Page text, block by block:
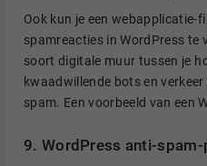
Ook kun je een webapplicatie-
spamreacties in WordPress te
soort digitale muur tussen je
kwaadwillende bots en
spam. Een voorbeeld van een
9. WordPress anti-spam-